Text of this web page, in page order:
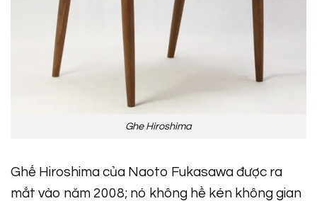
Ghe Hiroshima
Ghế Hiroshima của Naoto Fukasawa được ra
mắt vào năm 2008; nó không hề kén không gian